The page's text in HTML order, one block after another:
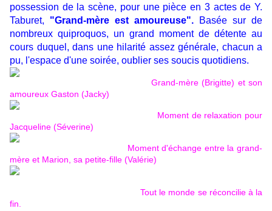
possession de la scène, pour une pièce en 3 actes de Y.
Taburet, "Grand-mère est amoureuse". Basée sur de
nombreux quiproquos, un grand moment de détente au
cours duquel, dans une hilarité assez générale, chacun a
pu, l'espace d'une soirée, oublier ses soucis quotidiens.
Grand-mère (Brigitte) et son
amoureux Gaston (Jacky)
Moment de relaxation pour
Jacqueline (Séverine)
Moment d'échange entre la grand-
mère et Marion, sa petite-fille (Valérie)
Tout le monde se réconcilie à la
fin.